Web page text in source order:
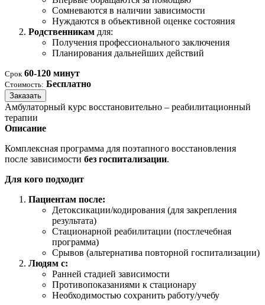
Сомневаются в наличии зависимости
Нуждаются в объективной оценке состояния
Родственникам для:
Получения профессионального заключения
Планирования дальнейших действий
Срок 60-120 минут
Стоимость: Бесплатно
Заказать
Амбулаторный курс восстановительно – реабилитационный
терапии
Описание
Комплексная программа для поэтапного восстановления
после зависимости без госпитализации.
Для кого подходит
Пациентам после:
Детоксикации/кодирования (для закрепления
результата)
Стационарной реабилитации (постлечебная
программа)
Срывов (альтернатива повторной госпитализации)
Людям с:
Ранней стадией зависимости
Противопоказаниями к стационару
Необходимостью сохранить работу/учебу